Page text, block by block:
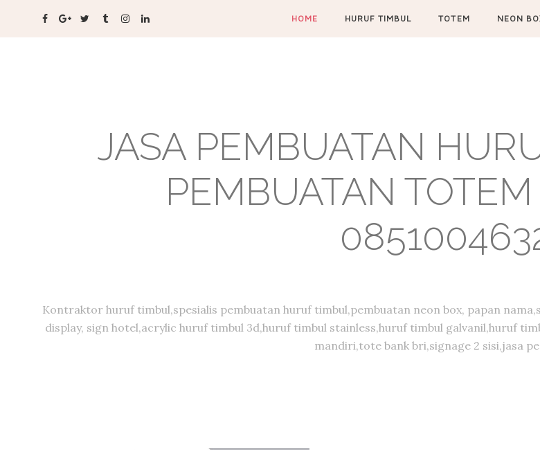
HOME HURUF TIMBUL TOTEM NEON
JASA PEMBUATAN
PEMBUATAN
Kontraktor huruf timbul,spesialis pembuatan huruf timbul,pembuatan neon box, papan
display, sign hotel,acrylic huruf timbul 3d,huruf timbul stainless,huruf timbul galvanil,huruf
mandiri,tote bank bri,signage 2 sisi,jasa